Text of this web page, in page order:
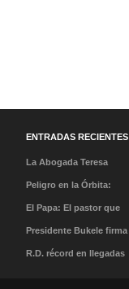
ENTRADAS RECIENTES
La Abogada Teresa
Stella Mera Gómez es la
Peligro en la Órbita:
¿Qué es la «Basura
El Papa: El pastor que
caminó en la tormenta y
el milagro de su llegada
Presidente Bukele firma
acuerdo que abre nueva
R.D. récord en llegadas